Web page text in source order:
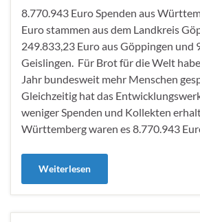
8.770.943 Euro Spenden aus
Euro stammen aus dem Landkreis
249.833,23 Euro aus Göppingen und
Geislingen. Für Brot für die Welt
Jahr bundesweit mehr Menschen
Gleichzeitig hat das
weniger Spenden und Kollekten
Württemberg waren es 8.770.943
Weiterlesen